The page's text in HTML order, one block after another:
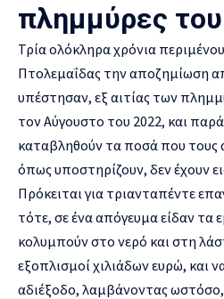
πλημμύρες
Τρία ολόκληρα χρόνια
Πτολεμαΐδας την αποζημίωση
υπέστησαν, εξ αιτίας των
τον Αύγουστο του 2022, και παρά
καταβληθούν τα ποσά που τους
όπως υποστηρίζουν, δεν έχουν
Πρόκειται για τριανταπέντε
τότε, σε ένα απόγευμα είδαν τα
κολυμπούν στο νερό και στη
εξοπλισμοί χιλιάδων ευρώ, και
αδιέξοδο, λαμβάνοντας ωστόσο,